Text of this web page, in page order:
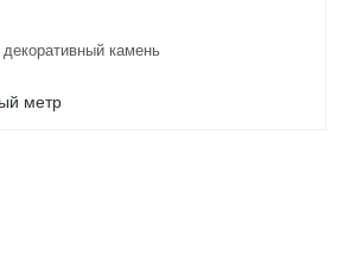
камень
метр